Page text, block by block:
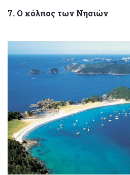
7. Ο κόλπος των Νησιών